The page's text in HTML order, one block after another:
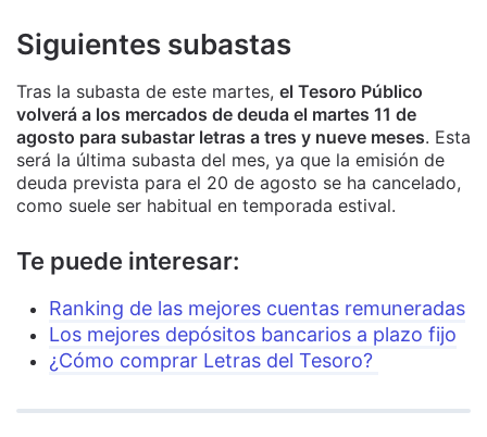
Siguientes subastas
Tras la subasta de este martes, el Tesoro Público
volverá a los mercados de deuda el martes 11 de
agosto para subastar letras a tres y nueve meses. Esta
será la última subasta del mes, ya que la emisión de
deuda prevista para el 20 de agosto se ha cancelado,
como suele ser habitual en temporada estival.
Te puede interesar:
Ranking de las mejores cuentas remuneradas
Los mejores depósitos bancarios a plazo fijo
¿Cómo comprar Letras del Tesoro?